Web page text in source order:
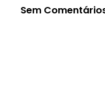
Sem